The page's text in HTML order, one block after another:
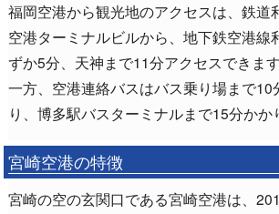
福岡空港から観光地のアクセスは、鉄道
空港ターミナルビルから、地下鉄空港線
ずか5分、天神まで11分アクセスできます
一方、空港連絡バスはバス乗り場まで10
り、博多駅バスターミナルまで15分かか
宮崎空港の特徴
宮崎の空の玄関口である宮崎空港は、